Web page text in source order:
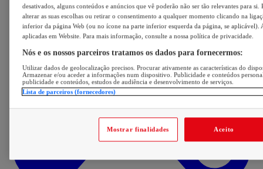
desativados, alguns conteúdos e anúncios que vê poderão não ser tão relevantes para si.
alterar as suas escolhas ou retirar o consentimento a qualquer momento clicando na
inferior da página Web (ou no ícone na parte inferior esquerda da página, se aplicável).
aplicadas em Website. Para mais informação, consulte a nossa política de privacidade.
Nós e os nossos parceiros tratamos os dados para fornecermos:
Utilizar dados de geolocalização precisos. Procurar ativamente as características do
Armazenar e/ou aceder a informações num dispositivo. Publicidade e conteúdos
publicidade e conteúdos, estudos de audiência e desenvolvimento de serviços.
Lista de parceiros (fornecedores)
Mostrar finalidades Aceito